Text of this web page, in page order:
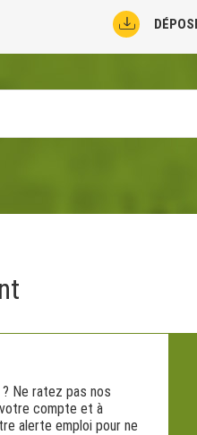
Ne ratez pas nos
compte et à
alerte emploi pour ne